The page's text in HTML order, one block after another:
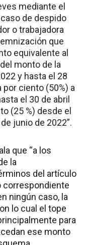
mediante el
de despido
o trabajadora
que
equivalente al
monto de la
y hasta el 28
ciento (50%) a
el 30 de abril
(25 %) desde el
junio de 2022”.
que “a los
la
del artículo
correspondiente
ningún caso, la
lo cual el tope
para
ese monto